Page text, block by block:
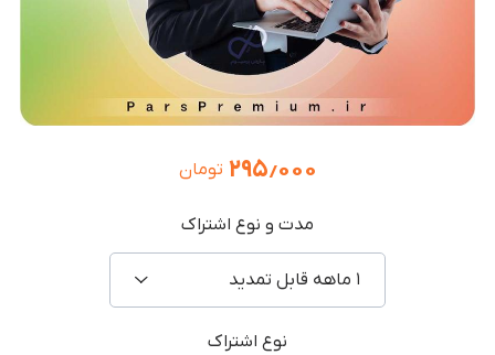
۲۹۵٫۰۰۰ تومان
مدت و نوع اشتراک
۱ ماهه قابل تمدید
نوع اشتراک